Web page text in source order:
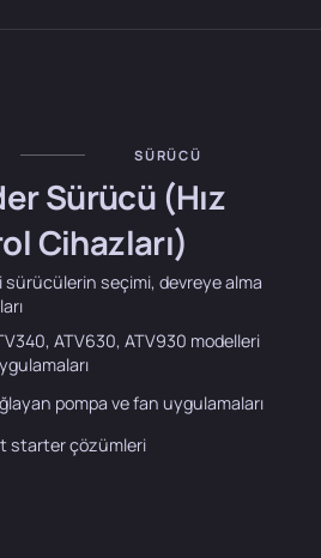
SÜRÜCÜ
Sürücü (Hız
Cihazları)
sürücülerin seçimi, devreye alma
ATV630, ATV930 modelleri
pompa ve fan uygulamaları
starter çözümleri